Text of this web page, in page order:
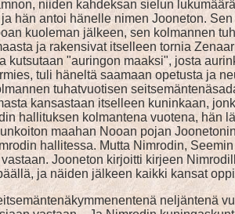
niiden kahdeksan sielun
hän antoi hänelle nimen Jooneton.
kuoleman jälkeen, sen kolmannen
ja rakensivat itselleen tornia
"auringon maaksi", josta
tuli häneltä saamaan opetusta ja
tuhatvuotisen
kansastaan itselleen kuninkaan,
hallituksen kolmantena vuotena, hän
maahan Nooan pojan
hallitessa. Mutta Nimrodin,
Jooneton kirjoitti kirjeen
ja näiden jälkeen kaikki kansat
neljäntenä